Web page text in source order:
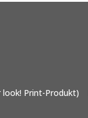
Print-Produkt)